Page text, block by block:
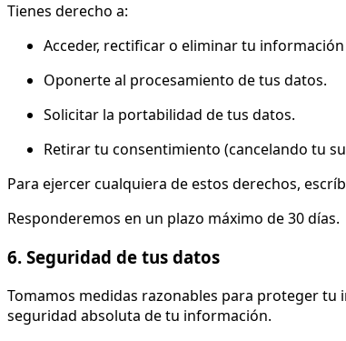
Tienes derecho a:
Acceder, rectificar o eliminar tu
Oponerte al procesamiento de tus datos.
Solicitar la portabilidad de tus datos.
Retirar tu consentimiento (cancelando tu
Para ejercer cualquiera de estos derechos,
Responderemos en un plazo máximo de 30 días.
6. Seguridad de tus datos
Tomamos medidas razonables para proteger tu
seguridad absoluta de tu información.